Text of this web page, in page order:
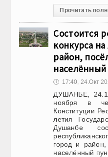
Прочитать
Состоится
конкурса
район,
🕔 17:40, 24.Окт
ДУШАНБЕ,
ноября в
Конституции
летия
Душанбе
город и
населённый